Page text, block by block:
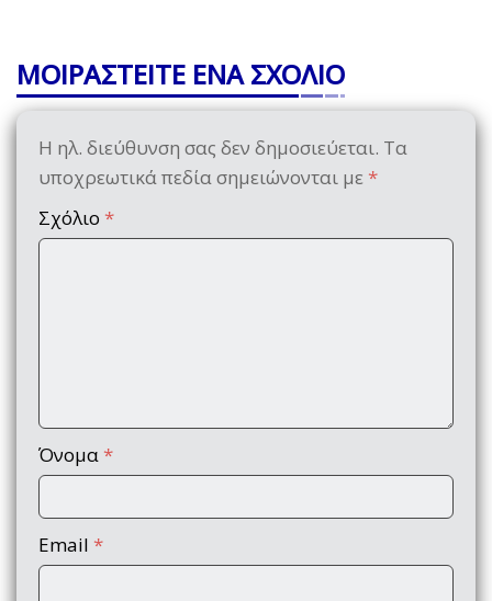
ΜΟΙΡΑΣΤΕΙΤΕ ΕΝΑ ΣΧΟΛΙΟ
Η ηλ. διεύθυνση σας δεν δημοσιεύεται. Τα
υποχρεωτικά πεδία σημειώνονται με *
Σχόλιο *
Όνομα *
Email *